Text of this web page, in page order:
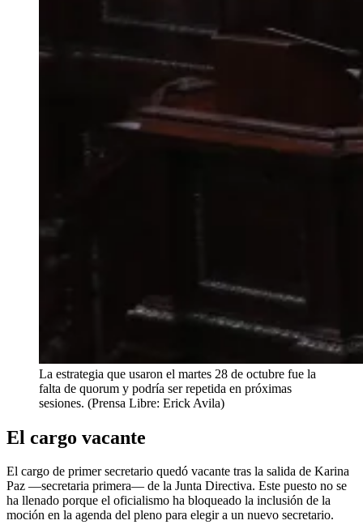
La estrategia que usaron el martes 28 de octubre fue la
falta de quorum y podría ser repetida en próximas
sesiones. (Prensa Libre: Erick Avila)
El cargo vacante
El cargo de primer secretario quedó vacante tras la salida de Karina
Paz —secretaria primera— de la Junta Directiva. Este puesto no se
ha llenado porque el oficialismo ha bloqueado la inclusión de la
moción en la agenda del pleno para elegir a un nuevo secretario.